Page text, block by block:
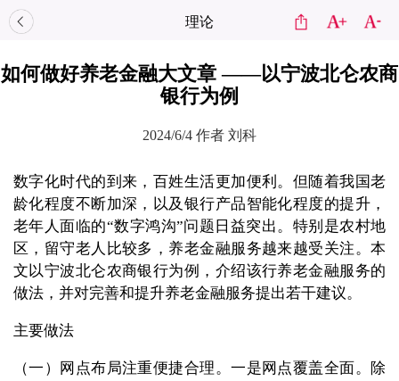
理论
如何做好养老金融大文章 ——以宁波北仑农商
银行为例
2024/6/4 作者 刘科
数字化时代的到来，百姓生活更加便利。但随着我国老
龄化程度不断加深，以及银行产品智能化程度的提升，
老年人面临的“数字鸿沟”问题日益突出。特别是农村地
区，留守老人比较多，养老金融服务越来越受关注。本
文以宁波北仑农商银行为例，介绍该行养老金融服务的
做法，并对完善和提升养老金融服务提出若干建议。
主要做法
（一）网点布局注重便捷合理。一是网点覆盖全面。除